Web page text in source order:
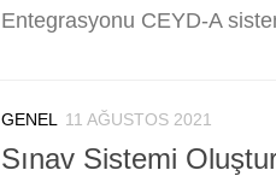
Entegrasyonu CEYD-A
GENEL 11 AĞUSTOS 2021
Sınav Sistemi